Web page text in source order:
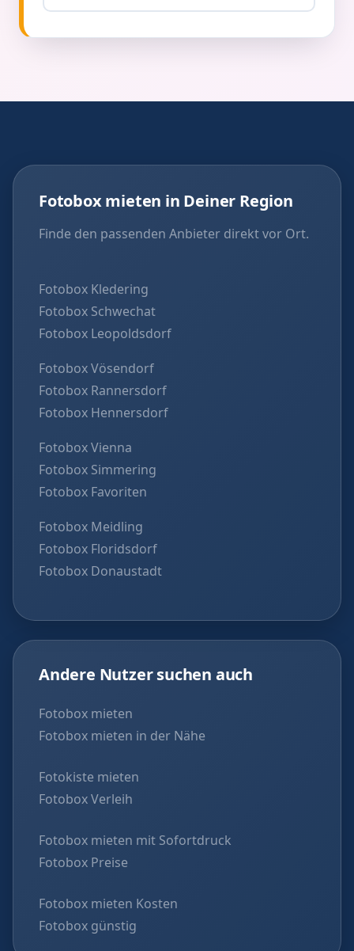
Fotobox mieten in Deiner Region
Finde den passenden Anbieter direkt vor Ort.
Fotobox Kledering
Fotobox Schwechat
Fotobox Leopoldsdorf
Fotobox Vösendorf
Fotobox Rannersdorf
Fotobox Hennersdorf
Fotobox Vienna
Fotobox Simmering
Fotobox Favoriten
Fotobox Meidling
Fotobox Floridsdorf
Fotobox Donaustadt
Andere Nutzer suchen auch
Fotobox mieten
Fotobox mieten in der Nähe
Fotokiste mieten
Fotobox Verleih
Fotobox mieten mit Sofortdruck
Fotobox Preise
Fotobox mieten Kosten
Fotobox günstig